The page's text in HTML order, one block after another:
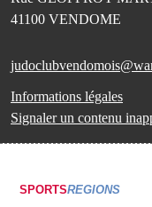
41100 VENDOME
Informations légales
Signaler un contenu
SPORTSREGIONS